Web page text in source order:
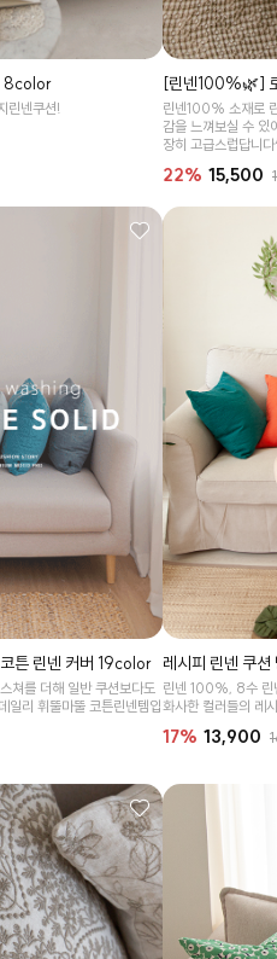
8color
린넨쿠션!
[린넨100%🌿]
린넨100% 소재로
감을 느껴보실 수 있
장히 고급스럽답니
22% 15,500
튼 린넨 커버 19color
쳐를 더해 일반 쿠션보다도
일리 휘뚤마뚤 코튼린넨템입
레시피 린넨 쿠
린넨 100%, 8수 린
화사한 컬러들의 레
17% 13,900